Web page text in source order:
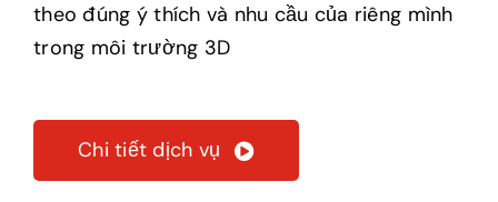
theo đúng ý thích và nhu cầu của riêng mình
trong môi trường 3D
Chi tiết dịch vụ